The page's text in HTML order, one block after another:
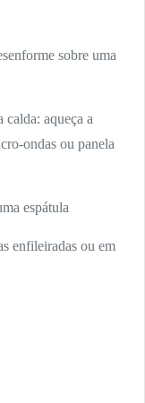
sobre uma
aqueça a
ondas ou panela
espátula
enfileiradas ou em